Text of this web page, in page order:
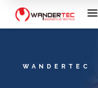
a
WANDERTEC